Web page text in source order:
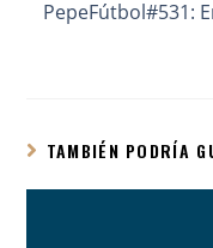
PepeFútbol#531:
TAMBIÉN PODRÍA